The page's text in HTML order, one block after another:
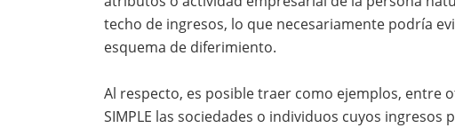
techo de ingresos, lo que necesariamente podría
esquema de diferimiento.
Al respecto, es posible traer como ejemplos, entre
SIMPLE las sociedades o individuos cuyos